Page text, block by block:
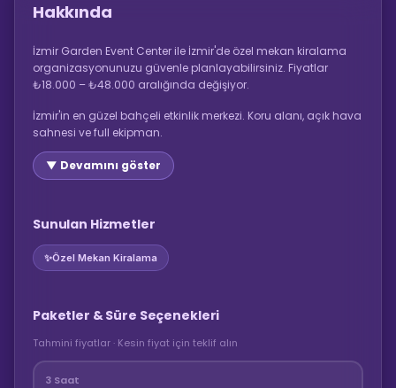
Hakkında
İzmir Garden Event Center ile İzmir'de özel mekan kiralama
organizasyonunuzu güvenle planlayabilirsiniz. Fiyatlar
₺18.000 – ₺48.000 aralığında değişiyor.
İzmir'in en güzel bahçeli etkinlik merkezi. Koru alanı, açık hava
sahnesi ve full ekipman.
▼ Devamını göster
Sunulan Hizmetler
✨Özel Mekan Kiralama
Paketler & Süre Seçenekleri
Tahmini fiyatlar · Kesin fiyat için teklif alın
3 Saat